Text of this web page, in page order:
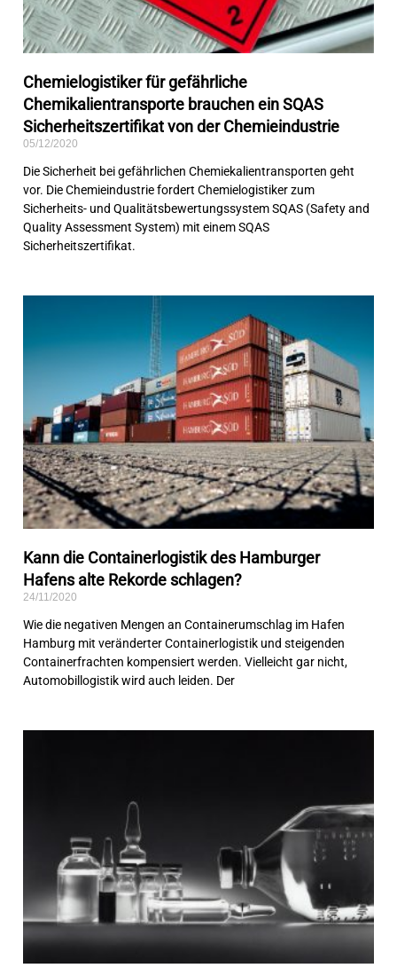
Chemielogistiker für gefährliche
Chemikalientransporte brauchen ein SQAS
Sicherheitszertifikat von der Chemieindustrie
05/12/2020
Die Sicherheit bei gefährlichen Chemiekalientransporten geht
vor. Die Chemieindustrie fordert Chemielogistiker zum
Sicherheits- und Qualitätsbewertungssystem SQAS (Safety and
Quality Assessment System) mit einem SQAS
Sicherheitszertifikat.
Kann die Containerlogistik des Hamburger
Hafens alte Rekorde schlagen?
24/11/2020
Wie die negativen Mengen an Containerumschlag im Hafen
Hamburg mit veränderter Containerlogistik und steigenden
Containerfrachten kompensiert werden. Vielleicht gar nicht,
Automobillogistik wird auch leiden. Der